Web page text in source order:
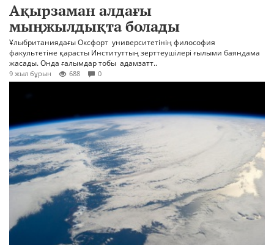
Ақырзаман алдағы
мыңжылдықта болады
Ұлыбританиядағы Оксфорт университетінің философия
факультетіне қарасты Институттың зерттеушілері ғылыми баяндама
жасады. Онда ғалымдар тобы адамзатт..
9 жыл бұрын 688 0